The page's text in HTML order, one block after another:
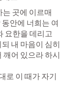
는 곳에 이르매
안에 너희는 여
요한을 데리고
내 마음이 심히
깨어 있으라 하시
로 이 때가 자기